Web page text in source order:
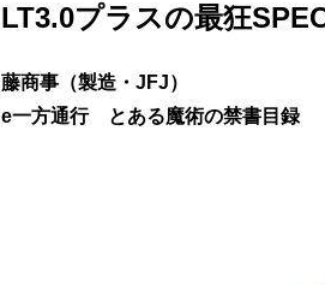
LT3.0プラスの最狂
藤商事（製造・JFJ）
e一方通行 とある魔術の禁書目録